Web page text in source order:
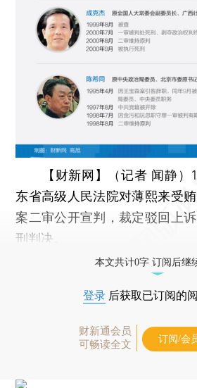
【财新网】（记者 闻静）
东省高级人民法院对薄熙来受
案二审公开宣判，裁定驳回上
刑判决。
本文共计0字 订阅后继
登录 后获取已订阅的
财新通会员
可畅读全文
订阅/会